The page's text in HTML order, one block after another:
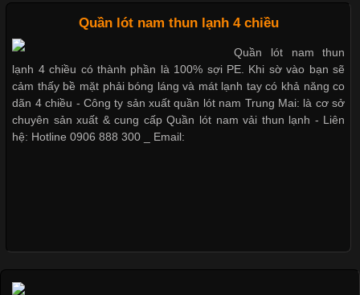
Cập nhật 2026-05-20 14:58:56
Vải thun là một trong những chất liệu được sử dụng rộng rãi
nhất trong ngành thời trang nhờ đặc tính co giãn, mềm mại và
thoải mái khi mặc. Từ áo thun, đồ thể thao cho đến đồ lót nam,
vải thun luôn đóng vai trò quan trọng trong quá trình sản xuất.
Hiện nay, nhu cầu tìm kiếm quần lót nam giá
Các Form Áo Thun Phổ Biến Hiện Nay Và Xu Hướng Trong
Ngành May Mặc Áo thun là một trong những trang phục quen
Quần lót nam boxer thun lạnh
Nguyên bộ quần lót nam Boxer thun lạnh giá rẻ
Quần lót nam thun lạnh 4 chiều
Quần lót nam thun
lạnh 4 chiều có thành phần là 100% sợi PE. Khi sờ vào bạn sẽ
cảm thấy bề mặt phải bóng láng và mát lạnh tay có khả năng co
dãn 4 chiều - Công ty sản xuất quần lót nam Trung Mai: là cơ sở
chuyên sản xuất & cung cấp Quần lót nam vải thun lạnh - Liên
hệ: Hotline 0906 888 300 _ Email: